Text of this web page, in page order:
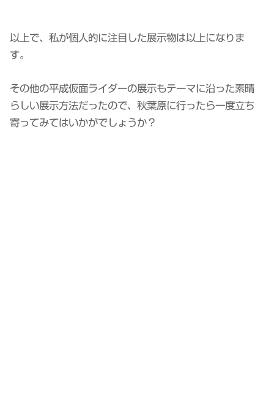
以上で、私が個人的に注目した展示物は以上になりま
す。
その他の平成仮面ライダーの展示もテーマに沿った素晴
らしい展示方法だったので、秋葉原に行ったら一度立ち
寄ってみてはいかがでしょうか？